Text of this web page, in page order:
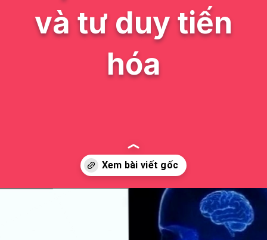
và tư duy tiến
hóa
https://issiloo.edu.vn/brain-meme